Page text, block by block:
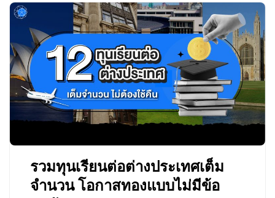
รวมทุนเรียนต่อต่างประเทศเต็ม
จำนวน โอกาสทองแบบไม่มีข้อ